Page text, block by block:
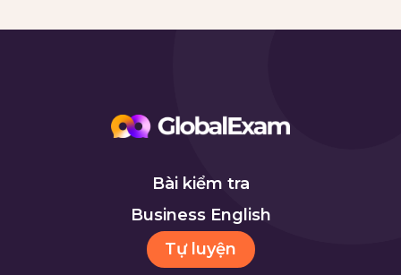
Bài kiểm tra
Business English
Tự luyện